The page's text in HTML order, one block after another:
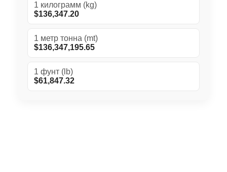
1 килограмм (kg)
$136,347.20
1 метр тонна (mt)
$136,347,195.65
1 фунт (lb)
$61,847.32